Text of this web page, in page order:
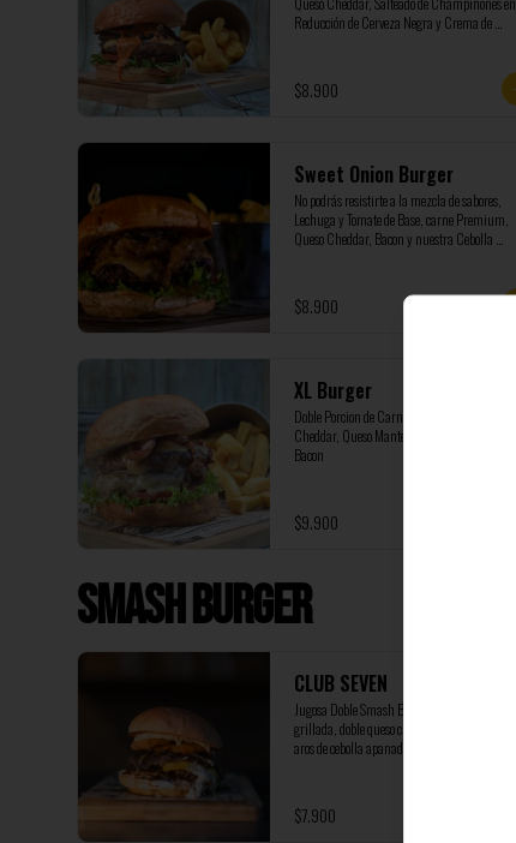
Reducción de Cerveza Negra y Crema de
$8.900
Sweet Onion Burger
No podrás resistirte a la mezcla de sabores,
Lechuga y Tomate de Base, carne Premium,
Queso Cheddar, Bacon y nuestra Cebolla
$8.900
XL Burger
Doble Porcion de Carne Premium, Queso
Cheddar, Queso Mantecoso, Tomate, Lechuga y
Bacon
$9.900
Smash Burger
CLUB SEVEN
Jugosa Doble Smash Burger, con cebolla
grillada, doble queso cheddar, coronada con dos
aros de cebolla apanados, servida en pan King’s
INCLUYE PAPAS)
$7.900